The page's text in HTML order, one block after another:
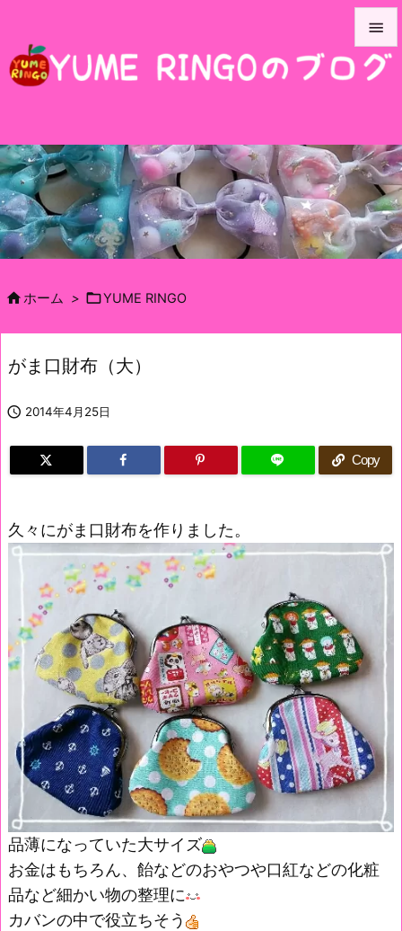



前へ

次へ

ホーム > YUME RINGO
がま口財布（大）
 2014年4月25日
Copy
久々にがま口財布を作りました。
品薄になっていた大サイズ
お金はもちろん、飴などのおやつや口紅などの化粧
品など細かい物の整理に
カバンの中で役立ちそう